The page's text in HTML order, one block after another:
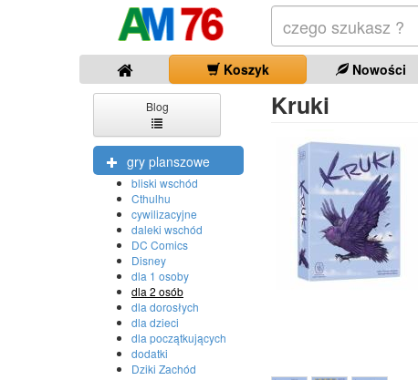
Koszyk Nowości
Blog
gry planszowe
bliski wschód
Cthulhu
cywilizacyjne
daleki wschód
DC Comics
Disney
dla 1 osoby
dla 2 osób
dla dorosłych
dla dzieci
dla początkujących
dodatki
Dziki Zachód
Kruki